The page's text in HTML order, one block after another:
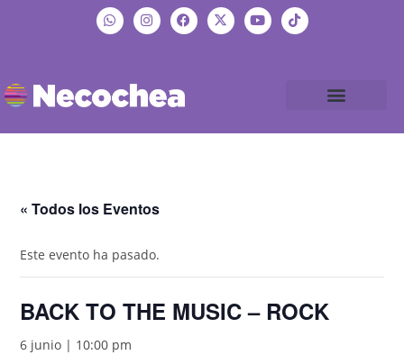
« Todos los Eventos
Este evento ha pasado.
BACK TO THE MUSIC – ROCK
6 junio | 10:00 pm